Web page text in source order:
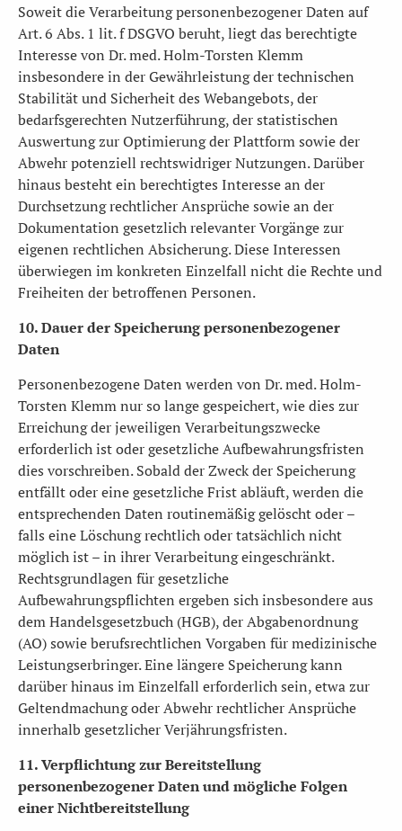
Soweit die Verarbeitung personenbezogener Daten auf
Art. 6 Abs. 1 lit. f DSGVO beruht, liegt das berechtigte
Interesse von Dr. med. Holm-Torsten Klemm
insbesondere in der Gewährleistung der technischen
Stabilität und Sicherheit des Webangebots, der
bedarfsgerechten Nutzerführung, der statistischen
Auswertung zur Optimierung der Plattform sowie der
Abwehr potenziell rechtswidriger Nutzungen. Darüber
hinaus besteht ein berechtigtes Interesse an der
Durchsetzung rechtlicher Ansprüche sowie an der
Dokumentation gesetzlich relevanter Vorgänge zur
eigenen rechtlichen Absicherung. Diese Interessen
überwiegen im konkreten Einzelfall nicht die Rechte und
Freiheiten der betroffenen Personen.
10. Dauer der Speicherung personenbezogener
Daten
Personenbezogene Daten werden von Dr. med. Holm-
Torsten Klemm nur so lange gespeichert, wie dies zur
Erreichung der jeweiligen Verarbeitungszwecke
erforderlich ist oder gesetzliche Aufbewahrungsfristen
dies vorschreiben. Sobald der Zweck der Speicherung
entfällt oder eine gesetzliche Frist abläuft, werden die
entsprechenden Daten routinemäßig gelöscht oder –
falls eine Löschung rechtlich oder tatsächlich nicht
möglich ist – in ihrer Verarbeitung eingeschränkt.
Rechtsgrundlagen für gesetzliche
Aufbewahrungspflichten ergeben sich insbesondere aus
dem Handelsgesetzbuch (HGB), der Abgabenordnung
(AO) sowie berufsrechtlichen Vorgaben für medizinische
Leistungserbringer. Eine längere Speicherung kann
darüber hinaus im Einzelfall erforderlich sein, etwa zur
Geltendmachung oder Abwehr rechtlicher Ansprüche
innerhalb gesetzlicher Verjährungsfristen.
11. Verpflichtung zur Bereitstellung
personenbezogener Daten und mögliche Folgen
einer Nichtbereitstellung